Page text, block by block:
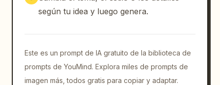
según tu idea y luego genera.
Este es un prompt de IA gratuito de la biblioteca de
prompts de YouMind. Explora miles de prompts de
imagen más, todos gratis para copiar y adaptar.